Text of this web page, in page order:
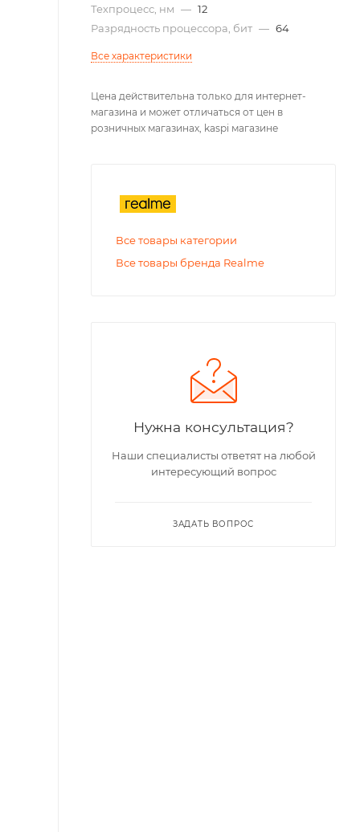
Техпроцесс, нм — 12
Разрядность процессора, бит — 64
Все характеристики
Цена действительна только для интернет-
магазина и может отличаться от цен в
розничных магазинах, kaspi магазине
Все товары категории
Все товары бренда Realme
Нужна консультация?
Наши специалисты ответят на любой
интересующий вопрос
ЗАДАТЬ ВОПРОС